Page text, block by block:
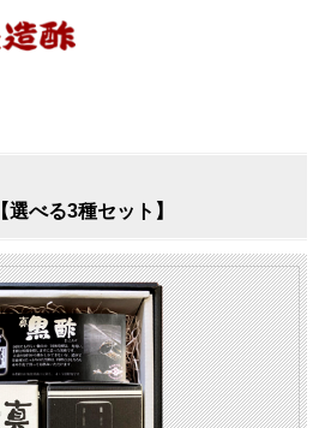
べる3種セット】